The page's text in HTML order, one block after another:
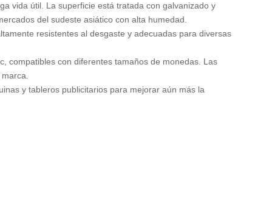
vida útil. La superficie está tratada con galvanizado y
del sudeste asiático con alta humedad.
resistentes al desgaste y adecuadas para diversas
compatibles con diferentes tamaños de monedas. Las
y tableros publicitarios para mejorar aún más la